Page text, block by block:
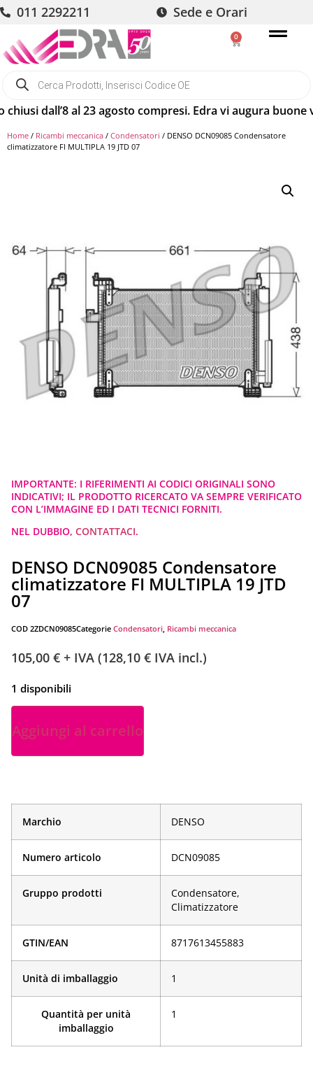
011 2292211 Sede e Orari
0
dall’8 al 23 agosto compresi. Edra vi augura buone
Home / Ricambi meccanica / Condensatori / DENSO DCN09085 Condensatore
climatizzatore FI MULTIPLA 19 JTD 07
IMPORTANTE: I RIFERIMENTI AI CODICI ORIGINALI SONO
INDICATIVI; IL PRODOTTO RICERCATO VA SEMPRE VERIFICATO
CON L’IMMAGINE ED I DATI TECNICI FORNITI.
NEL DUBBIO, CONTATTACI.
DENSO DCN09085 Condensatore
climatizzatore FI MULTIPLA 19 JTD
07
COD 2ZDCN09085Categorie Condensatori, Ricambi meccanica
105,00 € + IVA (128,10 € IVA incl.)
1 disponibili
Aggiungi al carrello
Marchio DENSO
Numero articolo DCN09085
Gruppo prodotti
Condensatore,
Climatizzatore
GTIN/EAN ­8717613455883
Unità di imballaggio 1
Quantità per unità
imballaggio
1